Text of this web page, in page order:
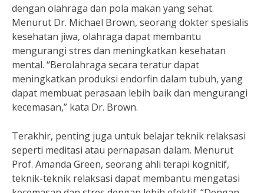
dengan olahraga dan pola makan yang sehat.
Menurut Dr. Michael Brown, seorang dokter spesialis
kesehatan jiwa, olahraga dapat membantu
mengurangi stres dan meningkatkan kesehatan
mental. “Berolahraga secara teratur dapat
meningkatkan produksi endorfin dalam tubuh, yang
dapat membuat perasaan lebih baik dan mengurangi
kecemasan,” kata Dr. Brown.
Terakhir, penting juga untuk belajar teknik relaksasi
seperti meditasi atau pernapasan dalam. Menurut
Prof. Amanda Green, seorang ahli terapi kognitif,
teknik-teknik relaksasi dapat membantu mengatasi